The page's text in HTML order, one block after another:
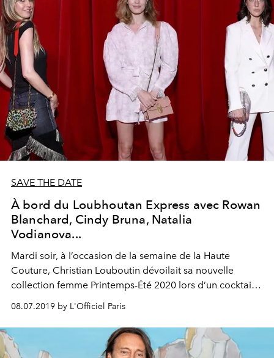
SAVE THE DATE
À bord du Loubhoutan Express avec Rowan
Blanchard, Cindy Bruna, Natalia
Vodianova...
Mardi soir, à l’occasion de la semaine de la Haute
Couture, Christian Louboutin dévoilait sa nouvelle
collection femme Printemps-Été 2020 lors d’un cocktail
au manège Battisti, au sein de la Caserne des Célestins.
Accueillant les quartiers généraux de la Garde
Républicaine, le manège Battisti s’est transformé le
temps d’une soirée en un voyage imaginaire reliant Paris
08.07.2019 by L'Officiel Paris